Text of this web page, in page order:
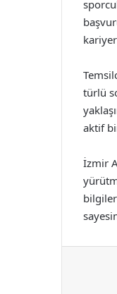
türlü
aktif
İzmir